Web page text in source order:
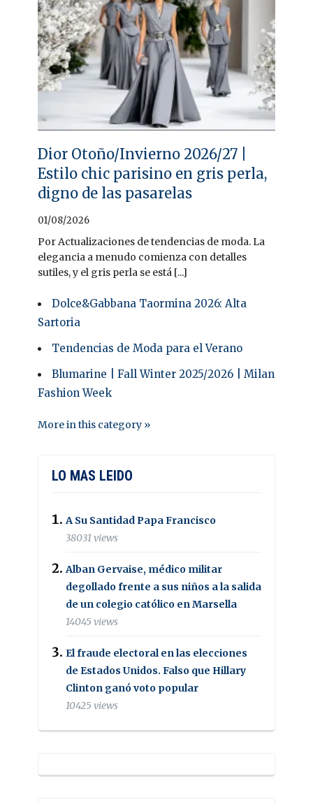
Dior Otoño/Invierno 2026/27 |
Estilo chic parisino en gris perla,
digno de las pasarelas
01/08/2026
Por Actualizaciones de tendencias de moda. La
elegancia a menudo comienza con detalles
sutiles, y el gris perla se está [...]
Dolce&Gabbana Taormina 2026: Alta
Sartoria
Tendencias de Moda para el Verano
Blumarine | Fall Winter 2025/2026 | Milan
Fashion Week
More in this category »
LO MAS LEIDO
A Su Santidad Papa Francisco
38031 views
Alban Gervaise, médico militar
degollado frente a sus niños a la salida
de un colegio católico en Marsella
14045 views
El fraude electoral en las elecciones
de Estados Unidos. Falso que Hillary
Clinton ganó voto popular
10425 views